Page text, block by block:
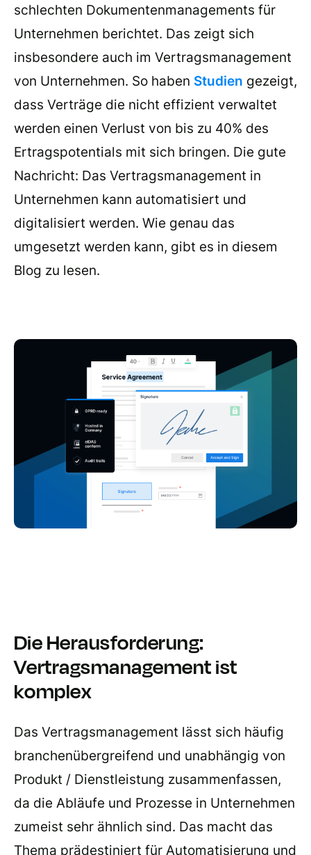
schlechten Dokumentenmanagements für
Unternehmen berichtet. Das zeigt sich
insbesondere auch im Vertragsmanagement
von Unternehmen. So haben Studien gezeigt,
dass Verträge die nicht effizient verwaltet
werden einen Verlust von bis zu 40% des
Ertragspotentials mit sich bringen. Die gute
Nachricht: Das Vertragsmanagement in
Unternehmen kann automatisiert und
digitalisiert werden. Wie genau das
umgesetzt werden kann, gibt es in diesem
Blog zu lesen.
Die Herausforderung:
Vertragsmanagement ist
komplex
Das Vertragsmanagement lässt sich häufig
branchenübergreifend und unabhängig von
Produkt / Dienstleistung zusammenfassen,
da die Abläufe und Prozesse in Unternehmen
zumeist sehr ähnlich sind. Das macht das
Thema prädestiniert für Automatisierung und